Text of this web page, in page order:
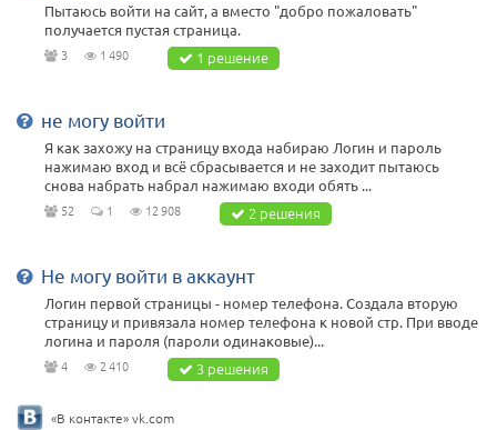
Пытаюсь войти на сайт, а вместо "добро пожаловать"
получается пустая страница.
3 1 490 1 решение
не могу войти
Я как захожу на страницу входа набираю Логин и пароль
нажимаю вход и всё сбрасывается и не заходит пытаюсь
снова набрать набрал нажимаю входи обять ...
52 1 12 908 2 решения
Не могу войти в аккаунт
Логин первой страницы - номер телефона. Создала вторую
страницу и привязала номер телефона к новой стр. При вводе
логина и пароля (пароли одинаковые)...
4 2 410 3 решения
«В контакте» vk.com